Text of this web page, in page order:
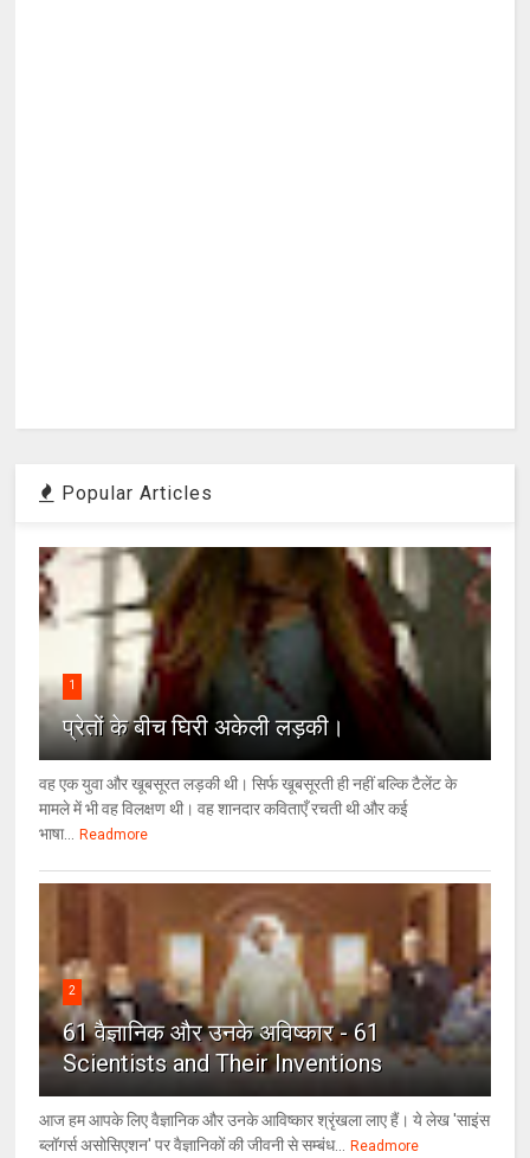
Popular Articles
1
प्रेतों के बीच घिरी अकेली लड़की।
वह एक युवा और खूबसूरत लड़की थी। सिर्फ खूबसूरती ही नहीं बल्कि टैलेंट के
मामले में भी वह विलक्षण थी। वह शानदार कविताएँ रचती थी और कई
भाषा...
Readmore
2
61 वैज्ञानिक और उनके अविष्कार - 61
Scientists and Their Inventions
आज हम आपके लिए वैज्ञानिक और उनके आविष्कार श्रृंखला लाए हैं। ये लेख 'साइंस
ब्लॉगर्स असोसिएशन' पर वैज्ञा‍निकों की जीवनी से सम्बंध...
Readmore